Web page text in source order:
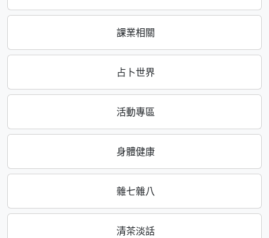
課業相關
占卜世界
活動專區
身體健康
雜七雜八
清茶淡話